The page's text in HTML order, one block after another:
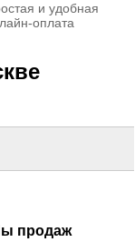
и удобная
оплата
продаж